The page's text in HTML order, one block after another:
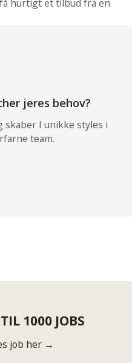
hurtigt et tilbud fra en
jeres behov?
skaber I unikke styles i
team.
1000 JOBS
job her →